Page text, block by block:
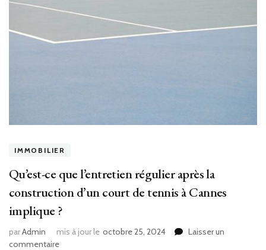
IMMOBILIER
Qu’est-ce que l’entretien régulier après la
construction d’un court de tennis à Cannes
implique ?
parAdmin mis à jour le octobre 25, 2024
Laisser un
commentairesur